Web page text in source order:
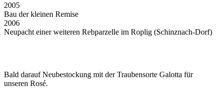
2005
Bau der kleinen Remise
2006
Neupacht einer weiteren Rebparzelle im Roplig (Schinznach-Dorf)
Bald darauf Neubestockung mit der Traubensorte Galotta für
unseren Rosé.